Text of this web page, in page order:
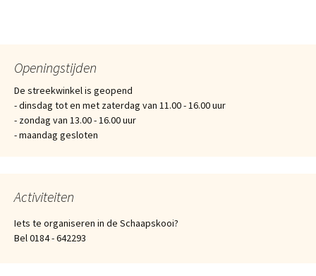
Openingstijden
De streekwinkel is geopend
- dinsdag tot en met zaterdag van 11.00 - 16.00 uur
- zondag van 13.00 - 16.00 uur
- maandag gesloten
Activiteiten
Iets te organiseren in de Schaapskooi?
Bel 0184 - 642293